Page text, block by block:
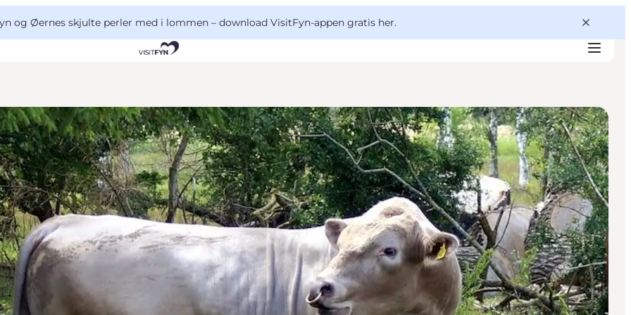
og Øernes skjulte perler med i lommen – download VisitFyn-appen gratis her.